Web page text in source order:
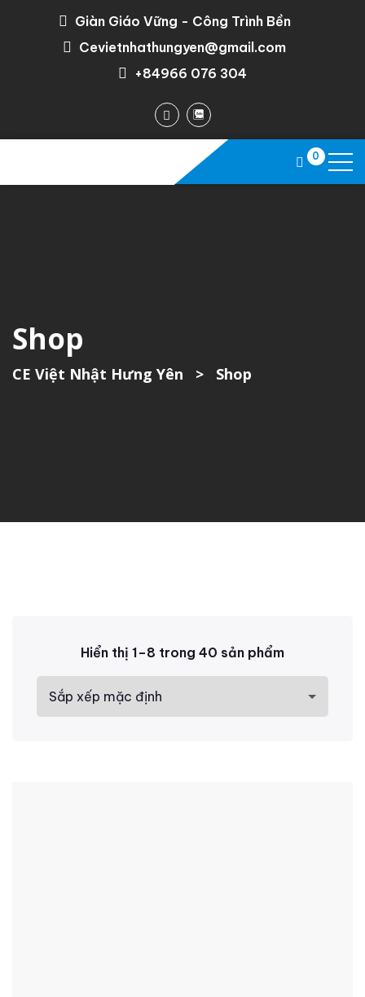
Giàn Giáo Vững - Công Trình Bền
Cevietnhathungyen@gmail.com
+84966 076 304
0
Shop
CE Việt Nhật Hưng Yên > Shop
Hiển thị 1–8 trong 40 sản phẩm